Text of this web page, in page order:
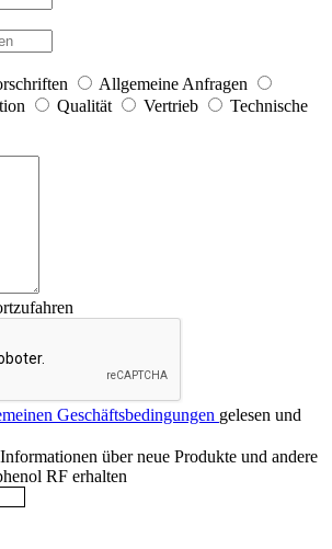
Allgemeine Anfragen
Qualität Vertrieb
Technische
Geschäftsbedingungen gelesen und
über neue Produkte und andere
RF erhalten